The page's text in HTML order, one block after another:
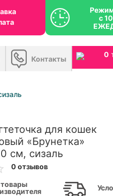
с
0
Контакты
для кошек
«Брунетка»
см, сизаль
0 отзывов
товары